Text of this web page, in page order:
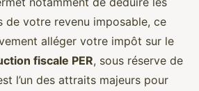
de votre revenu imposable, ce
alléger votre impôt sur le
fiscale PER, sous réserve de
l’un des attraits majeurs pour